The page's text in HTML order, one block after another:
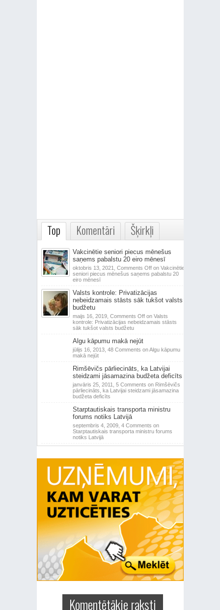
Top Komentāri Šķirkļi
Vakcinētie seniori piecus mēnešus
saņems pabalstu 20 eiro mēnesī
oktobris 13, 2021, Comments Offon Vakcinētie
seniori piecus mēnešus saņems pabalstu 20
eiro mēnesī
Valsts kontrole: Privatizācijas
nebeidzamais stāsts sāk tukšot valsts
budžetu
maijs 16, 2019, Comments Offon Valsts
kontrole: Privatizācijas nebeidzamais stāsts
sāk tukšot valsts budžetu
Algu kāpumu makā nejūt
jūlijs 16, 2013, 48 Comments on Algu kāpumu
makā nejūt
Rimšēvičs pārliecināts, ka Latvijai
steidzami jāsamazina budžeta deficīts
janvāris 25, 2011, 5 Comments on Rimšēvičs
pārliecināts, ka Latvijai steidzami jāsamazina
budžeta deficīts
Starptautiskais transporta ministru
forums notiks Latvijā
septembris 4, 2009, 4 Comments on
Starptautiskais transporta ministru forums
notiks Latvijā
Komentētākie raksti